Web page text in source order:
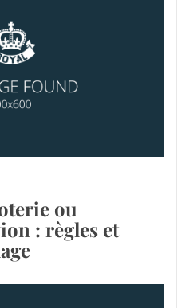
ou
: règles et